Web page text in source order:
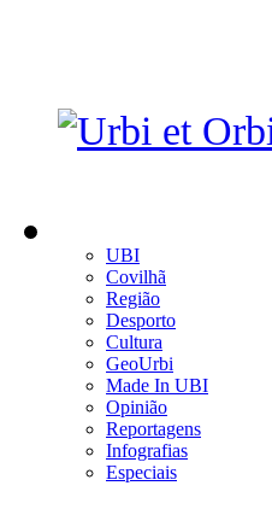
UBI
Covilhã
Região
Desporto
Cultura
GeoUrbi
Made In UBI
Opinião
Reportagens
Infografias
Especiais